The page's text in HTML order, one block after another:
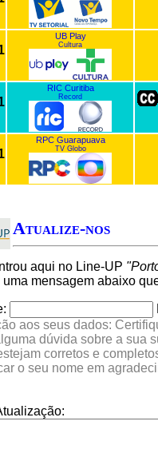
UB Play
Cultura
RIC Curitiba
Record
RPC Guarapuava
TV Globo
Atualize-nos
aqui no Line-UP
mensagem abaixo
aos seus dados:
dúvida sobre a sua
corretos e
o seu nome em